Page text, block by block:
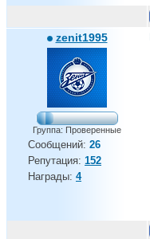
zenit1995
Группа: Проверенные
Сообщений: 26
Репутация: 152
Награды: 4